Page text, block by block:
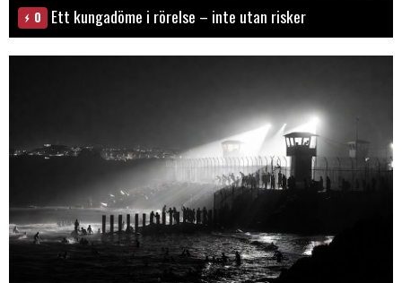
0 Ett kungadöme i rörelse – inte utan risker